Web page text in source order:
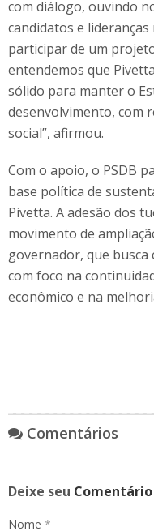
com diálogo, ouvindo
candidatos e
participar de um
entendemos que
sólido para manter o
desenvolvimento, com
social”, afirmou.
Com o apoio, o PSDB
base política de
Pivetta. A adesão dos
movimento de
governador, que
com foco na
econômico e na
Comentários
Deixe seu Comentário
Nome *